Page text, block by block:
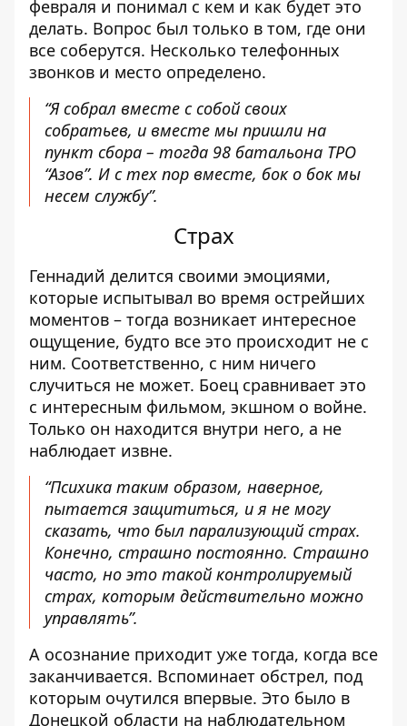
февраля и понимал с кем и как будет это
делать. Вопрос был только в том, где они
все соберутся. Несколько телефонных
звонков и место определено.
“Я собрал вместе с собой своих
собратьев, и вместе мы пришли на
пункт сбора – тогда 98 батальона ТРО
“Азов”. И с тех пор вместе, бок о бок мы
несем службу”.
Страх
Геннадий делится своими эмоциями,
которые испытывал во время острейших
моментов – тогда возникает интересное
ощущение, будто все это происходит не с
ним. Соответственно, с ним ничего
случиться не может. Боец сравнивает это
с интересным фильмом, экшном о войне.
Только он находится внутри него, а не
наблюдает извне.
“Психика таким образом, наверное,
пытается защититься, и я не могу
сказать, что был парализующий страх.
Конечно, страшно постоянно. Страшно
часто, но это такой контролируемый
страх, которым действительно можно
управлять”.
А осознание приходит уже тогда, когда все
заканчивается. Вспоминает обстрел, под
которым очутился впервые. Это было в
Донецкой области на наблюдательном